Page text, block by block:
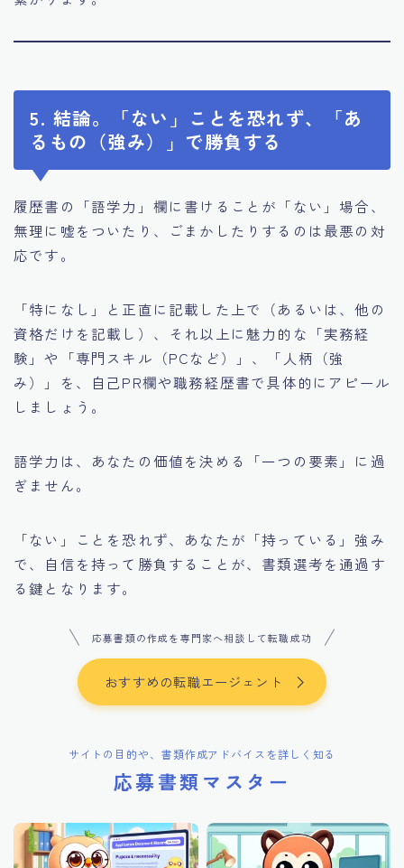
5. 結論。「ない」ことを恐れず、「あ
るもの（強み）」で勝負する
履歴書の「語学力」欄に書けることが「ない」場合、
無理に嘘をついたり、ごまかしたりするのは最悪の対
応です。
「特になし」と正直に記載した上で（あるいは、他の
資格だけを記載し）、それ以上に魅力的な「実務経
験」や「専門スキル（PCなど）」、「人柄（強
み）」を、自己PR欄や職務経歴書で具体的にアピール
しましょう。
語学力は、あなたの価値を決める「一つの要素」に過
ぎません。
「ない」ことを恐れず、あなたが「持っている」強み
で、自信を持って勝負することが、書類選考を通過す
る鍵となります。
応募書類の作成を専門家へ相談して転職成功
おすすめの転職エージェント
サイトの目的や、書類作成アドバイスを詳しく知る
応募書類マスター